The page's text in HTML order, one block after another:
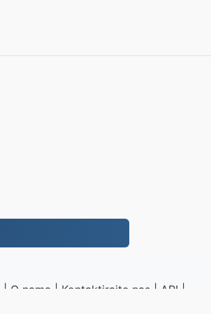
| O nama | Kontaktirajte nas | API |